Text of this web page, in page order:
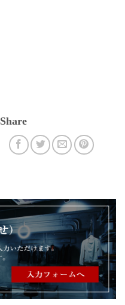
Share